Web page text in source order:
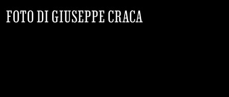
FOTO DI GIUSEPPE CRACA